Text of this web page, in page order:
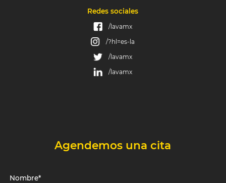
Redes sociales
/lavamx
/?hl=es-la
/lavamx
/lavamx
Agendemos una cita
Nombre*